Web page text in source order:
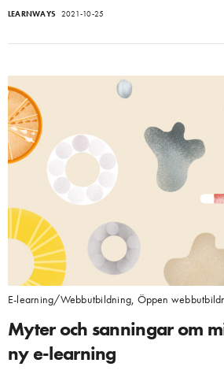
LEARNWAYS 2021-10-25
E-learning/Webbutbildning, Öppen
Myter och sanningar om
ny e-learning